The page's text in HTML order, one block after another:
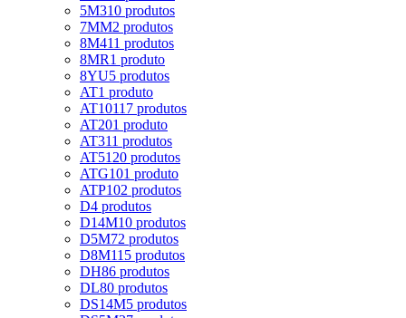
5M310 produtos
7MM2 produtos
8M411 produtos
8MR1 produto
8YU5 produtos
AT1 produto
AT10117 produtos
AT201 produto
AT311 produtos
AT5120 produtos
ATG101 produto
ATP102 produtos
D4 produtos
D14M10 produtos
D5M72 produtos
D8M115 produtos
DH86 produtos
DL80 produtos
DS14M5 produtos